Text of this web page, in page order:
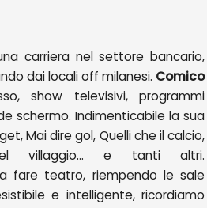
carriera nel settore bancario,
dai locali off milanesi. Comico
show televisivi, programmi
schermo. Indimenticabile la sua
Mai dire gol, Quelli che il calcio,
villaggio… e tanti altri.
fare teatro, riempendo le sale
e intelligente, ricordiamo